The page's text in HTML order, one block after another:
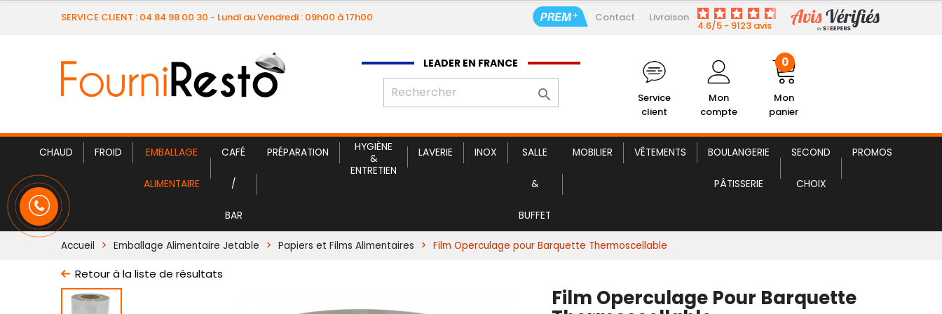
SERVICE CLIENT : 04 84 98 00 30 - Lundi au Vendredi : 09h00 à 17h00 Contact Livraison
4.6/5 - 9123 avis
LEADER EN FRANCE

Service
client
Mon
compte
Mon
panier
0
CHAUD FROID EMBALLAGE
ALIMENTAIRE
CAFÉ
/
BAR
PRÉPARATION
HYGIÈNE
&
ENTRETIEN
LAVERIE INOX SALLE
&
BUFFET
MOBILIER VÊTEMENTS BOULANGERIE
PÂTISSERIE
SECOND
CHOIX
PROMOS
Film Operculage pour Barquette Thermoscellable 36,69 € HT
Accueil Emballage Alimentaire Jetable Papiers et Films Alimentaires Film Operculage pour Barquette Thermoscellable
Retour à la liste de résultats
Film Operculage Pour Barquette